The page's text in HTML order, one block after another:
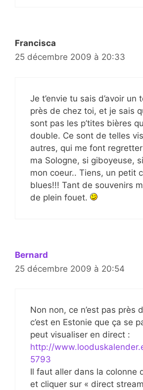
Francisca
25 décembre 2009 à 20:33
Je t’envie tu sais d’avoir un
près de chez toi, et je sais
sont pas les p’tites bières
double. Ce sont de telles
autres, qui me font
ma Sologne, si giboyeuse,
mon coeur.. Tiens, un petit
blues!!! Tant de souvenirs
de plein fouet.
Bernard
25 décembre 2009 à 20:54
Non non, ce n’est pas près
c’est en Estonie que ça se
peut visualiser en direct :
http://
5793
Il faut aller dans la colonne
et cliquer sur « direct